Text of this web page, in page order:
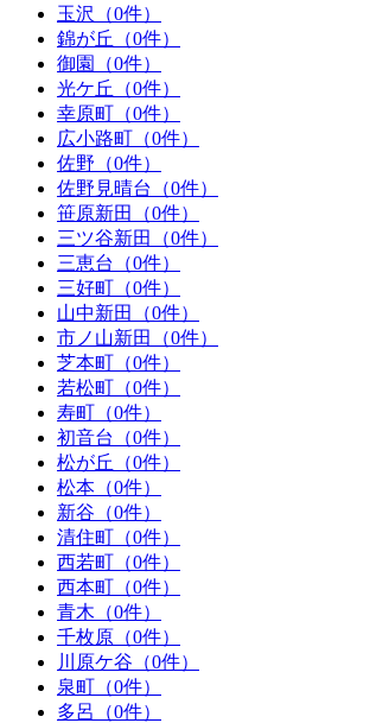
玉沢（0件）
錦が丘（0件）
御園（0件）
光ケ丘（0件）
幸原町（0件）
広小路町（0件）
佐野（0件）
佐野見晴台（0件）
笹原新田（0件）
三ツ谷新田（0件）
三恵台（0件）
三好町（0件）
山中新田（0件）
市ノ山新田（0件）
芝本町（0件）
若松町（0件）
寿町（0件）
初音台（0件）
松が丘（0件）
松本（0件）
新谷（0件）
清住町（0件）
西若町（0件）
西本町（0件）
青木（0件）
千枚原（0件）
川原ケ谷（0件）
泉町（0件）
多呂（0件）